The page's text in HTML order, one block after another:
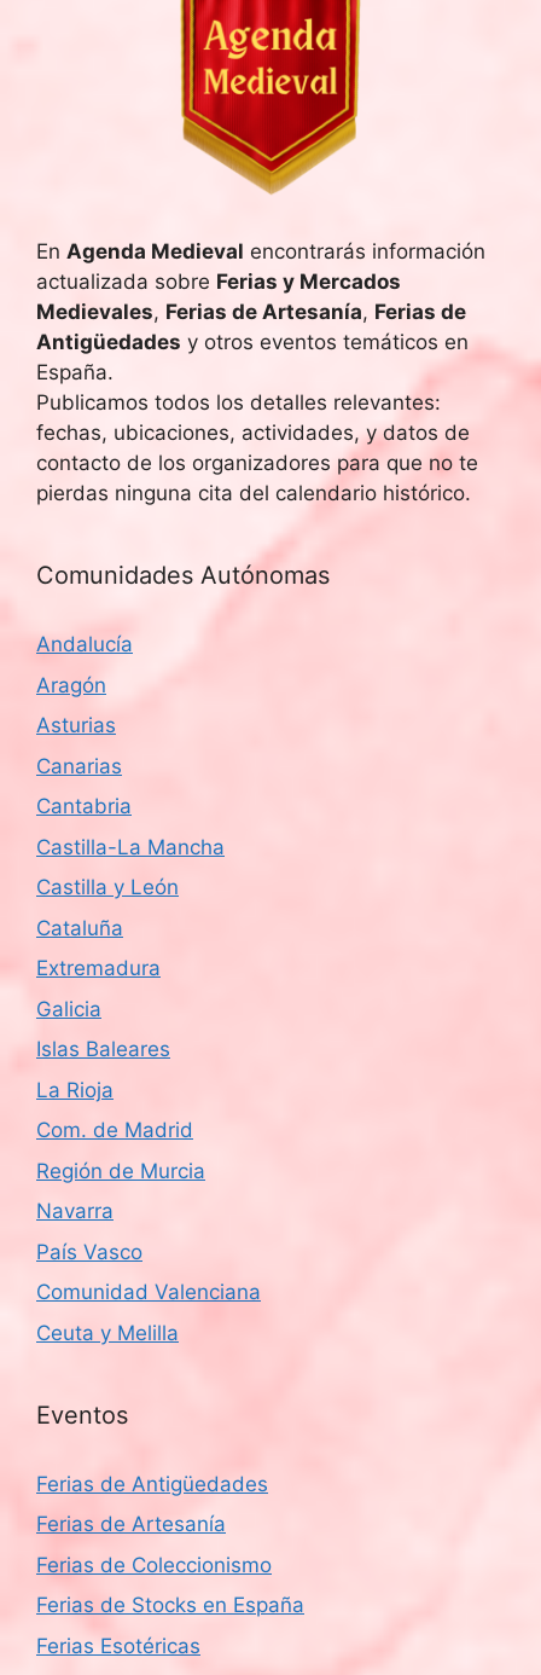
En Agenda Medieval encontrarás información
actualizada sobre Ferias y Mercados
Medievales, Ferias de Artesanía, Ferias de
Antigüedades y otros eventos temáticos en
España.
Publicamos todos los detalles relevantes:
fechas, ubicaciones, actividades, y datos de
contacto de los organizadores para que no te
pierdas ninguna cita del calendario histórico.
Comunidades Autónomas
Andalucía
Aragón
Asturias
Canarias
Cantabria
Castilla-La Mancha
Castilla y León
Cataluña
Extremadura
Galicia
Islas Baleares
La Rioja
Com. de Madrid
Región de Murcia
Navarra
País Vasco
Comunidad Valenciana
Ceuta y Melilla
Eventos
Ferias de Antigüedades
Ferias de Artesanía
Ferias de Coleccionismo
Ferias de Stocks en España
Ferias Esotéricas